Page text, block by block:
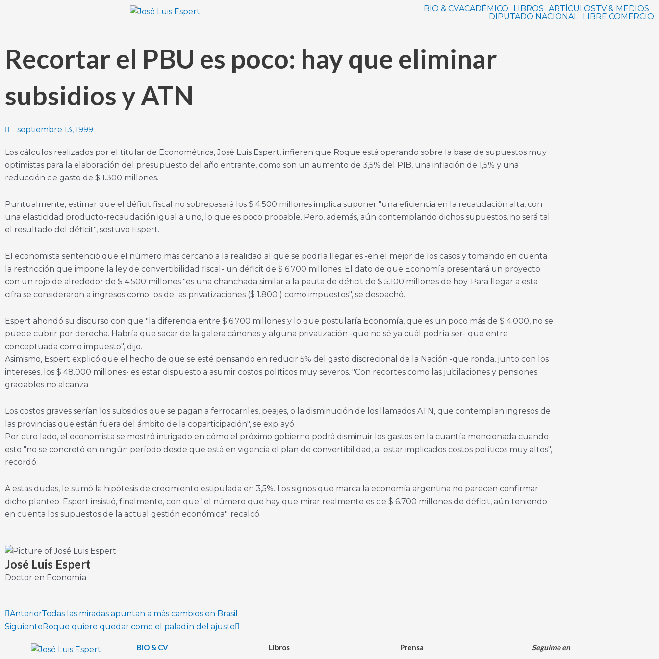
BIO & CVACADÉMICO LIBROS ARTÍCULOSTV & MEDIOS
DIPUTADO NACIONAL LIBRE COMERCIO
Recortar el PBU es poco: hay que eliminar
subsidios y ATN
septiembre 13, 1999
Los cálculos realizados por el titular de Econométrica, José Luis Espert, infieren que Roque está operando sobre la base de supuestos muy
optimistas para la elaboración del presupuesto del año entrante, como son un aumento de 3,5% del PIB, una inflación de 1,5% y una
reducción de gasto de $ 1.300 millones.
Puntualmente, estimar que el déficit fiscal no sobrepasará los $ 4.500 millones implica suponer "una eficiencia en la recaudación alta, con
una elasticidad producto-recaudación igual a uno, lo que es poco probable. Pero, además, aún contemplando dichos supuestos, no será tal
el resultado del déficit", sostuvo Espert.
El economista sentenció que el número más cercano a la realidad al que se podría llegar es -en el mejor de los casos y tomando en cuenta
la restricción que impone la ley de convertibilidad fiscal- un déficit de $ 6.700 millones. El dato de que Economía presentará un proyecto
con un rojo de alrededor de $ 4.500 millones "es una chanchada similar a la pauta de déficit de $ 5.100 millones de hoy. Para llegar a esta
cifra se consideraron a ingresos como los de las privatizaciones ($ 1.800 ) como impuestos", se despachó.
Espert ahondó su discurso con que "la diferencia entre $ 6.700 millones y lo que postularía Economía, que es un poco más de $ 4.000, no se
puede cubrir por derecha. Habría que sacar de la galera cánones y alguna privatización -que no sé ya cuál podría ser- que entre
conceptuada como impuesto", dijo.
Asimismo, Espert explicó que el hecho de que se esté pensando en reducir 5% del gasto discrecional de la Nación -que ronda, junto con los
intereses, los $ 48.000 millones- es estar dispuesto a asumir costos políticos muy severos. "Con recortes como las jubilaciones y pensiones
graciables no alcanza.
Los costos graves serían los subsidios que se pagan a ferrocarriles, peajes, o la disminución de los llamados ATN, que contemplan ingresos de
las provincias que están fuera del ámbito de la coparticipación", se explayó.
Por otro lado, el economista se mostró intrigado en cómo el próximo gobierno podrá disminuir los gastos en la cuantía mencionada cuando
esto "no se concretó en ningún período desde que está en vigencia el plan de convertibilidad, al estar implicados costos políticos muy altos",
recordó.
A estas dudas, le sumó la hipótesis de crecimiento estipulada en 3,5%. Los signos que marca la economía argentina no parecen confirmar
dicho planteo. Espert insistió, finalmente, con que "el número que hay que mirar realmente es de $ 6.700 millones de déficit, aún teniendo
en cuenta los supuestos de la actual gestión económica", recalcó.
José Luis Espert
Doctor en Economía
Prev
AnteriorTodas las miradas apuntan a más cambios en Brasil
SiguienteRoque quiere quedar como el paladín del ajuste
BIO & CV Libros Prensa Seguíme en